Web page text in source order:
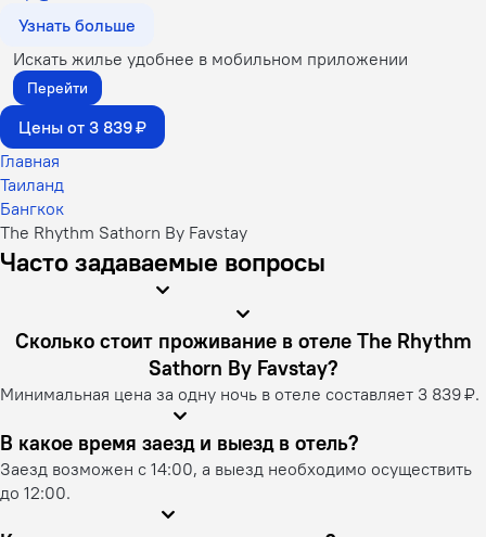
Узнать больше
Искать жилье удобнее в мобильном приложении
Перейти
Цены от 3 839 ₽
Главная
Таиланд
Бангкок
The Rhythm Sathorn By Favstay
Часто задаваемые вопросы
Сколько стоит проживание в отеле The Rhythm
Sathorn By Favstay?
Минимальная цена за одну ночь в отеле составляет 3 839 ₽.
В какое время заезд и выезд в отель?
Заезд возможен с 14:00, а выезд необходимо осуществить
до 12:00.